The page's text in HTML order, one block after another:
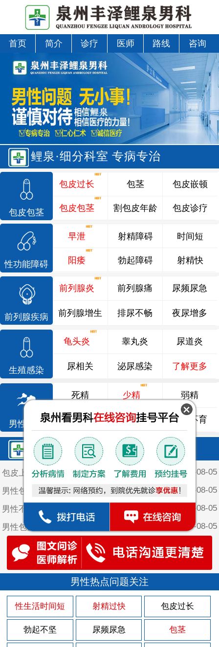
首页 简介 诊疗 医师 路线 咨询
鲤泉·细分科室 专病专治
包皮包茎
包皮过长
包皮包茎
包茎
割包皮年龄
包皮嵌顿
包皮诊疗
性功能障碍
早泄
阳痿
射精障碍
勃起障碍
时间短
射精快
前列腺疾病
前列腺炎 前列腺痛 尿频尿急
前列腺增生 排尿不畅 夜尿增多
生殖感染
龟头炎 睾丸炎 尿道炎
尿相关 泌尿感染 了解更多
男性不育
死精 少精 弱精
精液异常 精子畸形 男性不育
鲤泉·最新文章
包皮上长个红颗粒 2026-08-05
男性包皮有什么危害 2026-08-05
男性不割包皮会咋样 2026-08-05
2026-08-05
男性不割包皮的坏处 2026-08-05
男性包皮长为什么会影响夫妻生活
包皮上长一堆小疙瘩
包皮上有红色的斑块 2026-07-30
男人该怎样做好前列腺炎的护理 2026-07-29
男人得了前列腺炎有什么征兆？ 2026-07-29
男性热点问题关注
性生活时间短 射精过快 包皮过长
勃起不坚 尿频尿急 包茎